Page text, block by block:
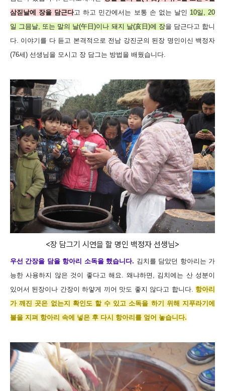
삼짇날에 장을 담근다고 하고 민간에서는 보통 손 없는 날인 10일, 20
일 그믐날, 또는 말의 날(午日)이나 돼지 날(亥日)에 장을 담근다고 합니
다. 이야기를 다 듣고 본격적으로 전남 강진군의 된장 명인이신 백정자
(76세) 선생님을 모시고 장 담그는 방법을 배웠습니다.
<장 담그기 시연을 할 명인 백정자 선생님>
우선 간장을 담을 항아리 소독을 했습니다. 김치를 담았던 항아리는 가
능한 사용하지 않은 것이 좋다고 해요. 왜냐하면, 김치에는 산 성분이
있어서 된장이나 간장이 하얗게 끼어 맛도 좋지 않다고 합니다. 항아리
가 깨진 곳은 없는지 확인도 할 수 있고 소독을 하기 위해 지푸라기에
불을 지펴 항아리 속에 넣은 후 다시 항아리를 엎어 놓습니다.